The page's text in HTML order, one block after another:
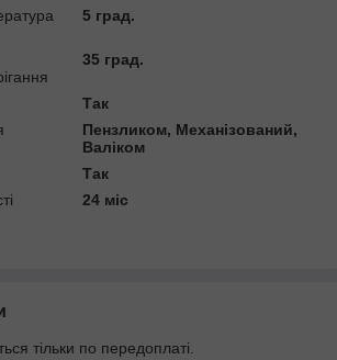
5 град.
35 град.
Так
Пензликом, Механізований,
Валіком
Так
24 міс
тільки по передоплаті.